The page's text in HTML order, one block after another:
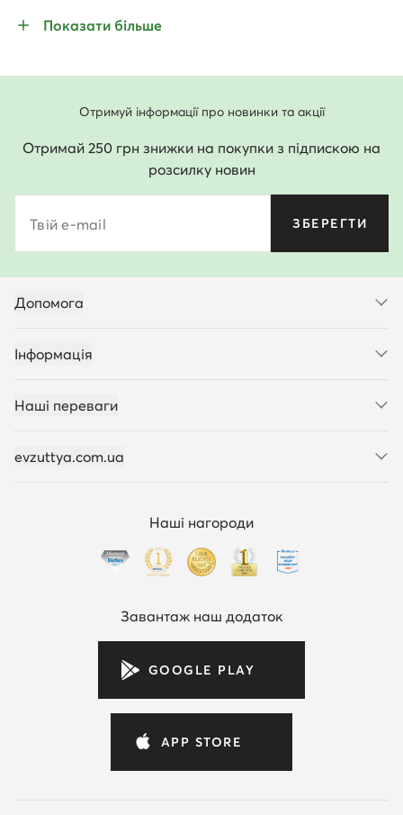
Показати більше
Отримуй інформації про новинки та акції
Отримай 250 грн знижки на покупки з підпискою на
розсилку новин
Твій e-mail ЗБЕРЕГТИ
Допомога
Інформація
Наші переваги
evzuttya.com.ua
Наші нагороди
Завантаж наш додаток
GOOGLE PLAY
APP STORE